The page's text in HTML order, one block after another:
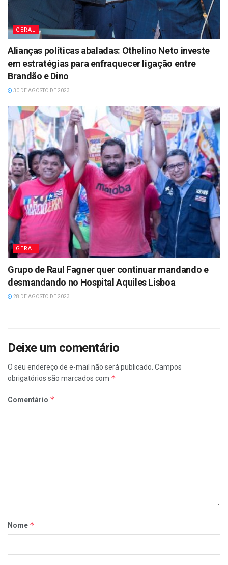
GERAL
Alianças políticas abaladas: Othelino Neto investe
em estratégias para enfraquecer ligação entre
Brandão e Dino
30 DE AGOSTO DE 2023
GERAL
Grupo de Raul Fagner quer continuar mandando e
desmandando no Hospital Aquiles Lisboa
28 DE AGOSTO DE 2023
Deixe um comentário
O seu endereço de e-mail não será publicado. Campos
obrigatórios são marcados com *
Comentário *
Nome *